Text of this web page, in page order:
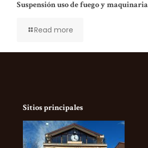
Suspensión uso de fuego y maquinaria
Read more
Sitios principales